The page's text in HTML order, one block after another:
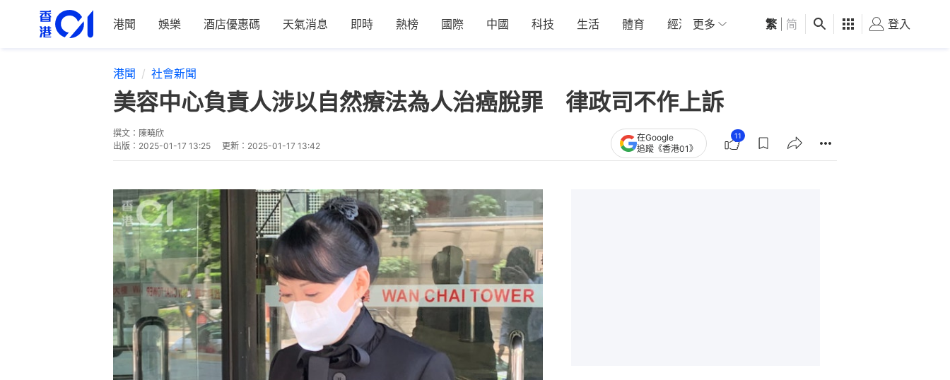
港聞 娛樂 酒店優惠碼 天氣消息 即時 熱榜 國際 中國 科技 生活 體育 經濟 01深圳 觀點 健康 好食玩飛
更多 繁 简 登入
港聞 社會新聞
美容中心負責人涉以自然療法為人治癌脫罪 律政司不作上訴
撰文： 陳曉欣
出版： 2025-01-17 13:25 更新： 2025-01-17 13:42
在Google
追蹤《香港01》
11